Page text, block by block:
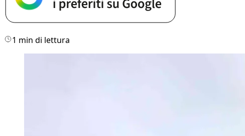
1 min di lettura